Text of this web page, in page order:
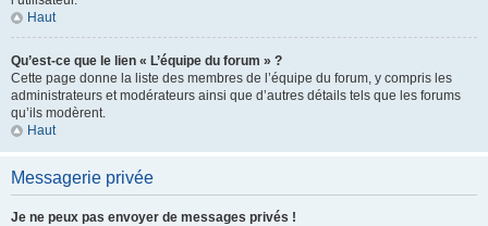
Haut
Qu’est-ce que le lien « L’équipe du forum » ?
Cette page donne la liste des membres de l’équipe du forum, y compris les
administrateurs et modérateurs ainsi que d’autres détails tels que les forums
qu’ils modèrent.
Haut
Messagerie privée
Je ne peux pas envoyer de messages privés !